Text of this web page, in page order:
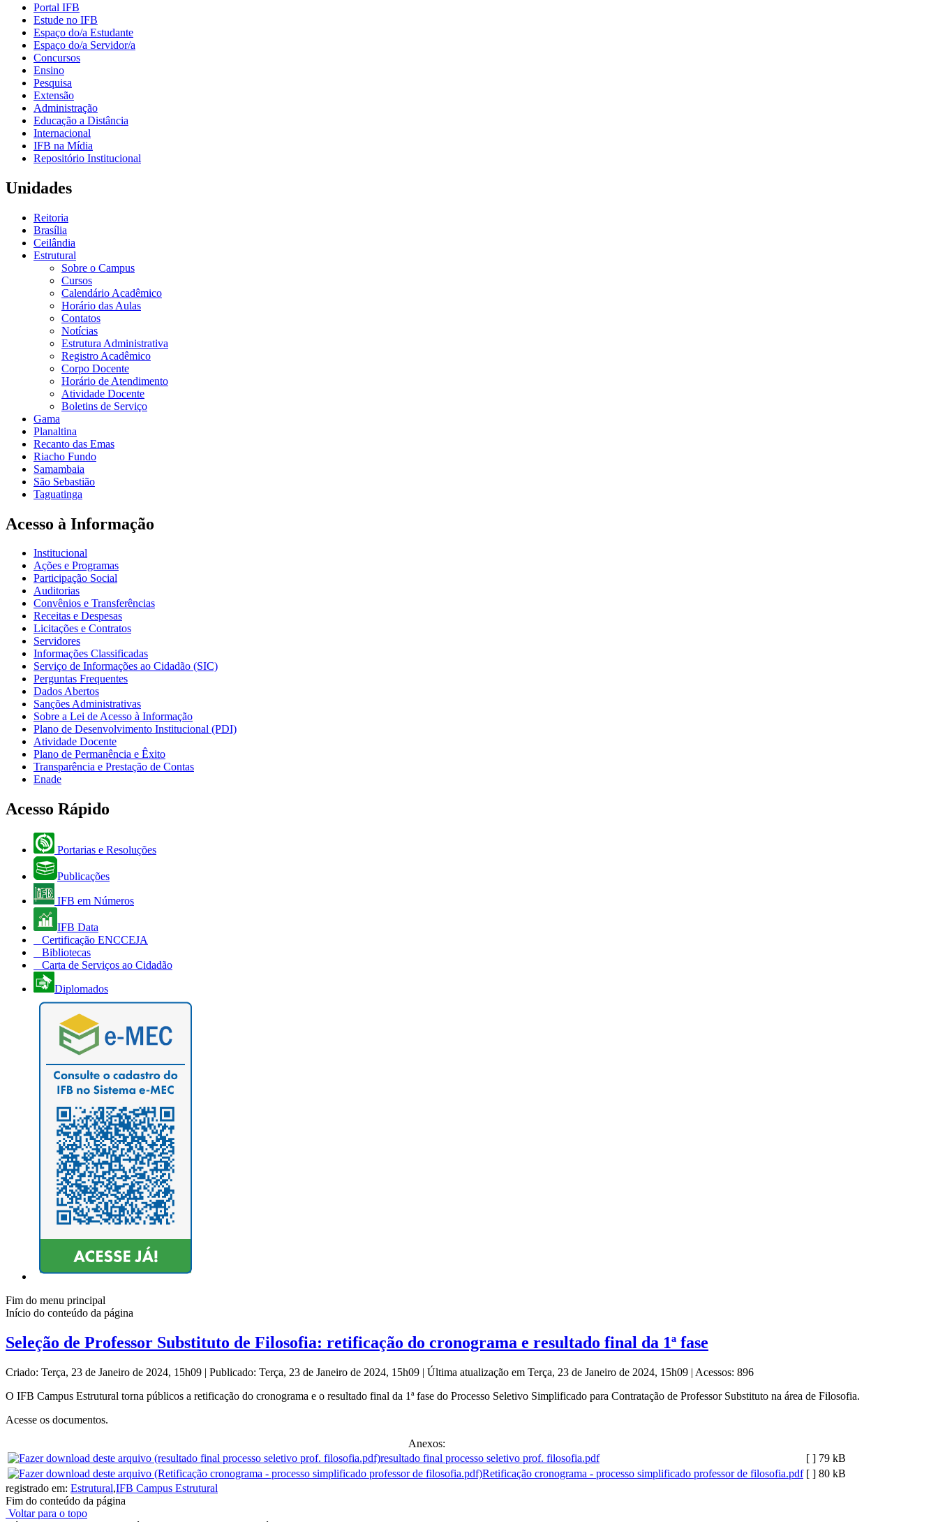
Portal IFB
Estude no IFB
Espaço do/a Estudante
Espaço do/a Servidor/a
Concursos
Ensino
Pesquisa
Extensão
Administração
Educação a Distância
Internacional
IFB na Mídia
Repositório Institucional
Unidades
Reitoria
Brasília
Ceilândia
Estrutural
Sobre o Campus
Cursos
Calendário Acadêmico
Horário das Aulas
Contatos
Notícias
Estrutura Administrativa
Registro Acadêmico
Corpo Docente
Horário de Atendimento
Atividade Docente
Boletins de Serviço
Gama
Planaltina
Recanto das Emas
Riacho Fundo
Samambaia
São Sebastião
Taguatinga
Acesso à Informação
Institucional
Ações e Programas
Participação Social
Auditorias
Convênios e Transferências
Receitas e Despesas
Licitações e Contratos
Servidores
Informações Classificadas
Serviço de Informações ao Cidadão (SIC)
Perguntas Frequentes
Dados Abertos
Sanções Administrativas
Sobre a Lei de Acesso à Informação
Plano de Desenvolvimento Institucional (PDI)
Atividade Docente
Plano de Permanência e Êxito
Transparência e Prestação de Contas
Enade
Acesso Rápido
Portarias e Resoluções
Publicações
IFB em Números
IFB Data
Certificação ENCCEJA
Bibliotecas
Carta de Serviços ao Cidadão
Diplomados
Fim do menu principal
Início do conteúdo da página
Seleção de Professor Substituto de Filosofia: retificação do cronograma e resultado final da 1ª fase
Criado: Terça, 23 de Janeiro de 2024, 15h09 | Publicado: Terça, 23 de Janeiro de 2024, 15h09 | Última atualização em Terça, 23 de Janeiro de 2024, 15h09 | Acessos: 896
O IFB Campus Estrutural torna públicos a retificação do cronograma e o resultado final da 1ª fase do Processo Seletivo Simplificado para Contratação de Professor Substituto na área de Filosofia.
Acesse os documentos.
Anexos:
resultado final processo seletivo prof. filosofia.pdf
[ ] 79 kB
Retificação cronograma - processo simplificado professor de filosofia.pdf [ ] 80 kB
registrado em: Estrutural,IFB Campus Estrutural
Fim do conteúdo da página
Voltar para o topo